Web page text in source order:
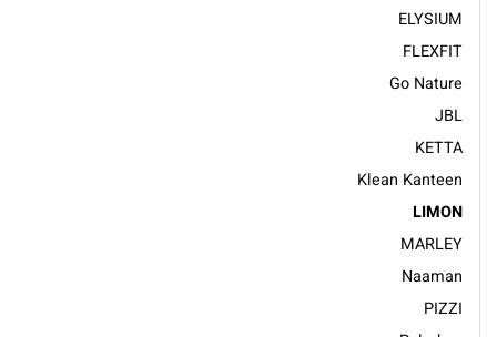
ELYSIUM
FLEXFIT
Go Nature
JBL
KETTA
Klean Kanteen
LIMON
MARLEY
Naaman
PIZZI